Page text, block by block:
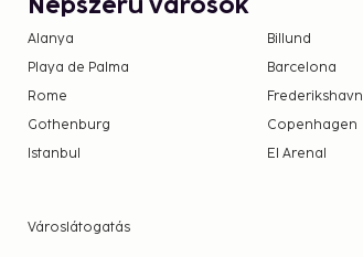
Népszerű városok
Alanya Billund
Playa de Palma
Barcelona
Rome
Frederikshavn
Gothenburg
Copenhagen
Istanbul
El Arenal
Városlátogatás